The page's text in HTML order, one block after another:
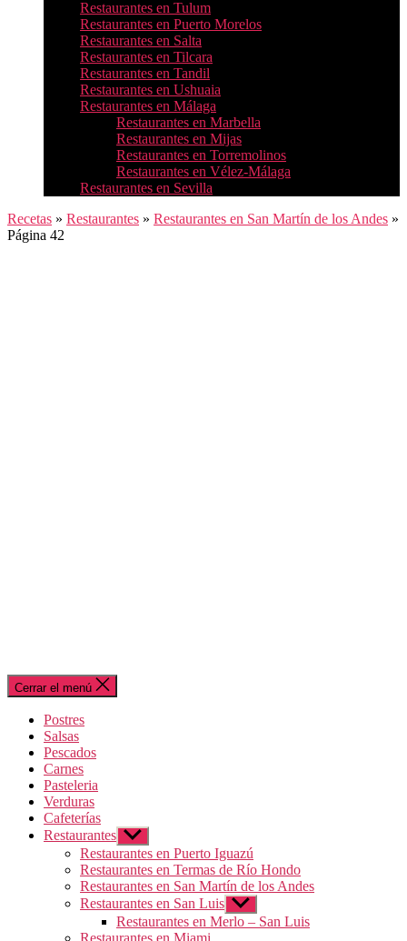
Restaurantes en Tulum
Restaurantes en Puerto Morelos
Restaurantes en Salta
Restaurantes en Tilcara
Restaurantes en Tandil
Restaurantes en Ushuaia
Restaurantes en Málaga
Restaurantes en Marbella
Restaurantes en Mijas
Restaurantes en Torremolinos
Restaurantes en Vélez-Málaga
Restaurantes en Sevilla
Recetas » Restaurantes » Restaurantes en San Martín de los Andes »
Página 42
Cerrar el menú
Postres
Salsas
Pescados
Carnes
Pasteleria
Verduras
Cafeterías
Restaurantes Mostrar
el
submenú
Restaurantes en Puerto Iguazú
Restaurantes en Termas de Río Hondo
Restaurantes en San Martín de los Andes
Restaurantes en San Luis Mostrar
el
submenú
Restaurantes en Merlo – San Luis
Restaurantes en Miami